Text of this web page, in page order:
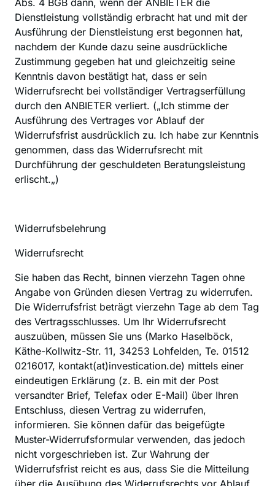
Abs. 4 BGB dann, wenn der ANBIETER die
Dienstleistung vollständig erbracht hat und mit der
Ausführung der Dienstleistung erst begonnen hat,
nachdem der Kunde dazu seine ausdrückliche
Zustimmung gegeben hat und gleichzeitig seine
Kenntnis davon bestätigt hat, dass er sein
Widerrufsrecht bei vollständiger Vertragserfüllung
durch den ANBIETER verliert. („Ich stimme der
Ausführung des Vertrages vor Ablauf der
Widerrufsfrist ausdrücklich zu. Ich habe zur Kenntnis
genommen, dass das Widerrufsrecht mit
Durchführung der geschuldeten Beratungsleistung
erlischt.„)
Widerrufsbelehrung
Widerrufsrecht
‍Sie haben das Recht, binnen vierzehn Tagen ohne
Angabe von Gründen diesen Vertrag zu widerrufen.
Die Widerrufsfrist beträgt vierzehn Tage ab dem Tag
des Vertragsschlusses. Um Ihr Widerrufsrecht
auszuüben, müssen Sie uns (Marko Haselböck,
Käthe-Kollwitz-Str. 11, 34253 Lohfelden, Te. 01512
0216017, kontakt(at)investication.de) mittels einer
eindeutigen Erklärung (z. B. ein mit der Post
versandter Brief, Telefax oder E-Mail) über Ihren
Entschluss, diesen Vertrag zu widerrufen,
informieren. Sie können dafür das beigefügte
Muster-Widerrufsformular verwenden, das jedoch
nicht vorgeschrieben ist. Zur Wahrung der
Widerrufsfrist reicht es aus, dass Sie die Mitteilung